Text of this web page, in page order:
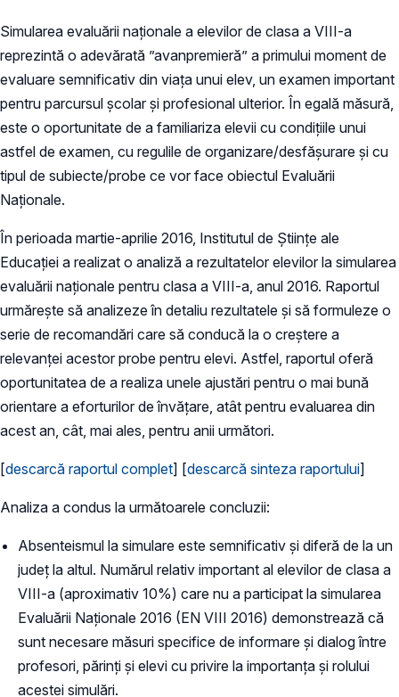
Simularea evaluării naționale a elevilor de clasa a VIII-a
reprezintă o adevărată ”avanpremieră” a primului moment de
evaluare semnificativ din viața unui elev, un examen important
pentru parcursul școlar și profesional ulterior. În egală măsură,
este o oportunitate de a familiariza elevii cu condițiile unui
astfel de examen, cu regulile de organizare/desfășurare și cu
tipul de subiecte/probe ce vor face obiectul Evaluării
Naționale.
În perioada martie-aprilie 2016, Institutul de Științe ale
Educației a realizat o analiză a rezultatelor elevilor la simularea
evaluării naționale pentru clasa a VIII-a, anul 2016. Raportul
urmărește să analizeze în detaliu rezultatele și să formuleze o
serie de recomandări care să conducă la o creștere a
relevanței acestor probe pentru elevi. Astfel, raportul oferă
oportunitatea de a realiza unele ajustări pentru o mai bună
orientare a eforturilor de învățare, atât pentru evaluarea din
acest an, cât, mai ales, pentru anii următori.
[descarcă raportul complet] [descarcă sinteza raportului]
Analiza a condus la următoarele concluzii:
Absenteismul la simulare este semnificativ și diferă de la un
județ la altul. Numărul relativ important al elevilor de clasa a
VIII-a (aproximativ 10%) care nu a participat la simularea
Evaluării Naționale 2016 (EN VIII 2016) demonstrează că
sunt necesare măsuri specifice de informare și dialog între
profesori, părinți și elevi cu privire la importanța și rolului
acestei simulări.